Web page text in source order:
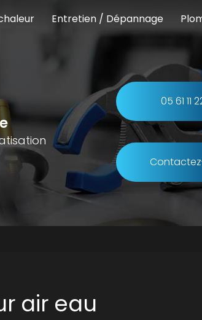
Entretien / Dépannage
05 61 11
air eau